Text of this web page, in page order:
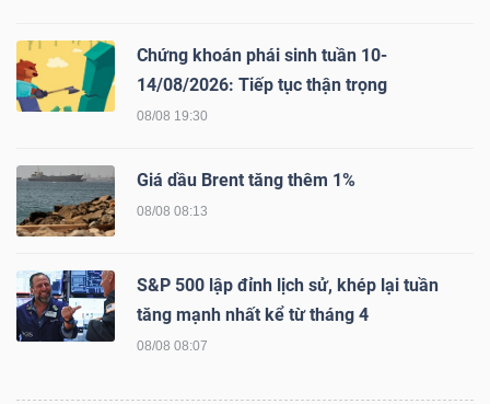
Chứng khoán phái sinh tuần 10-
14/08/2026: Tiếp tục thận trọng
08/08 19:30
Giá dầu Brent tăng thêm 1%
08/08 08:13
S&P 500 lập đỉnh lịch sử, khép lại tuần
tăng mạnh nhất kể từ tháng 4
08/08 08:07
ÍCH
BẤT
ĐỘNG